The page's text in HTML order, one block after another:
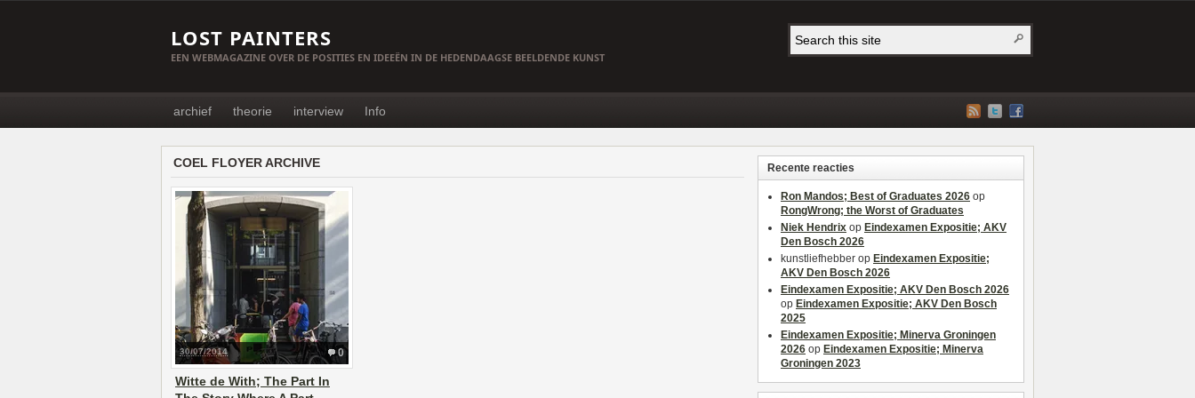
LOST PAINTERS
EEN WEBMAGAZINE OVER DE POSITIES EN IDEEËN IN DE HEDENDAAGSE BEELDENDE KUNST
archief theorie interview Info
COEL FLOYER ARCHIVE
0
30/07/2014
Witte de With; The Part In
Recente reacties
Ron Mandos; Best of Graduates 2026 op
RongWrong; the Worst of Graduates
Niek Hendrix op Eindexamen Expositie; AKV
Den Bosch 2026
kunstliefhebber op Eindexamen Expositie;
AKV Den Bosch 2026
Eindexamen Expositie; AKV Den Bosch 2026
op Eindexamen Expositie; AKV Den Bosch
2025
Eindexamen Expositie; Minerva Groningen
2026 op Eindexamen Expositie; Minerva
Groningen 2023